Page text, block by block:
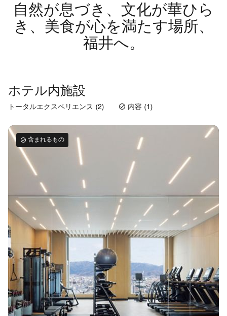
自然が息づき、文化が華ひら
き、美食が心を満たす場所、
福井へ。
ホテル内施設
トータルエクスペリエンス (2) 内容 (1)
含まれるもの